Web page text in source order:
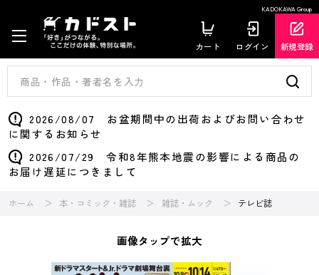
KADOKAWA Group
カート ログイン 新規登録
2026/08/07 お盆期間中の出荷およびお問い合わせ
に関するお知らせ
2026/07/29 令和8年熊本地震の影響による商品の
お届け遅延につきまして
ホーム 本・コミック・雑誌 雑誌・ムック テレビ誌
画像タップで拡大